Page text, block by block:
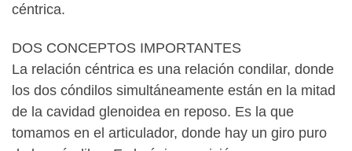
céntrica.
DOS CONCEPTOS IMPORTANTES
La relación céntrica es una relación condilar, donde
los dos cóndilos simultáneamente están en la mitad
de la cavidad glenoidea en reposo. Es la que
tomamos en el articulador, donde hay un giro puro